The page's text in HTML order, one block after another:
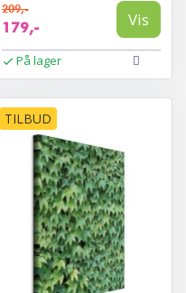
209,-
179,- Vis
På lager
TILBUD